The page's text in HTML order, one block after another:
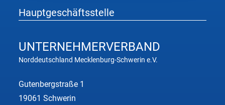
Region
Nordwestmecklenburg
Hauptgeschäftsstelle
UNTERNEHMERVERBAND
Norddeutschland Mecklenburg-Schwerin e.V.
Gutenbergstraße 1
19061 Schwerin